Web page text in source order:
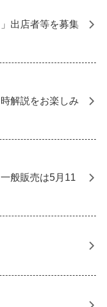
出店者等を募集
解説をお楽しみ
般販売は5月11